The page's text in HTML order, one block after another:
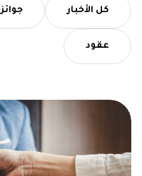
كل الأخبار جوائز
عقود